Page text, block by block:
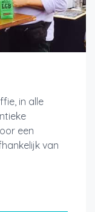
in alle
een
van